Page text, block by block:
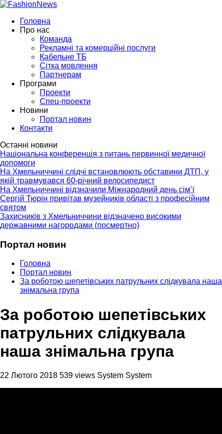
Головна
Про нас
Команда
Рекламні та комерційні послуги
Кабельне ТБ
Сітка мовлення
Партнерам
Програми
Проекти
Спец-проекти
Новини
Портал новин
Контакти
Останні новини
Національна конференція з питань первинної медичної
допомоги
На Хмельниччині слідчі встановлюють обставини ДТП, у
якій травмувався 60-річний велосипедист
На Хмельниччині відзначили Міжнародний день сім’ї
Сергій Тюрін привітав музейників області з професійним
святом
Захисників з Хмельниччини відзначено високими
державними нагородами (посмертно)
Портал новин
Головна
Портал новин
За роботою шепетівських патрульних слідкувала наша
знімальна група
За роботою шепетівських
патрульних слідкувала
наша знімальна група
22 Лютого 2018 539 views System System